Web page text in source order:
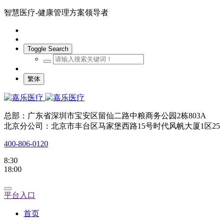
智慧医疗-健康管理方案领导者
Toggle Search
繁体
总部：广东省深圳市宝安区留仙二路中粮商务公园2栋803A
北京分公司：北京市丰台区马家堡西路15号时代风帆大厦1区
400-806-0120
8:30
18:00
平台入口
首页